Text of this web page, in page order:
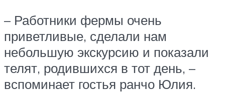
– Работники фермы очень
приветливые, сделали нам
небольшую экскурсию и показали
телят, родившихся в тот день, –
вспоминает гостья ранчо Юлия.